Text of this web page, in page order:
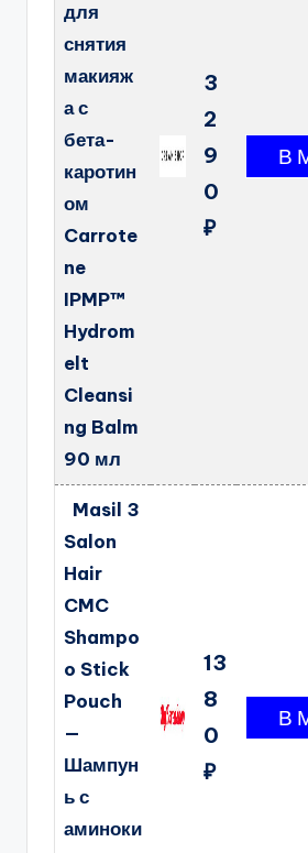
для
снятия
макияж
а с
бета-
каротин
ом
Carrote
ne
IPMP™
Hydrom
elt
Cleansi
ng Balm
90 мл
3
2
9
0
₽
Masil 3
Salon
Hair
CMC
Shampo
o Stick
Pouch
—
Шампун
ь с
аминоки
13
8
0
₽